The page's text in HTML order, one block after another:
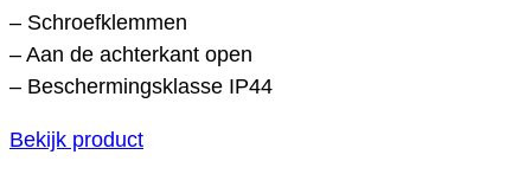
– Schroefklemmen
– Aan de achterkant open
– Beschermingsklasse IP44
Bekijk product